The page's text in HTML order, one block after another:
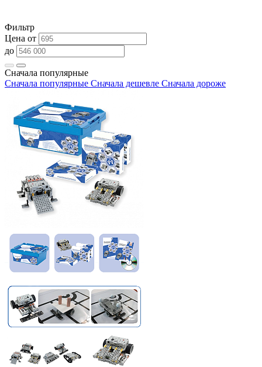
Фильтр
Цена от
до
Сначала популярные
Сначала популярные Сначала дешевле Сначала дороже